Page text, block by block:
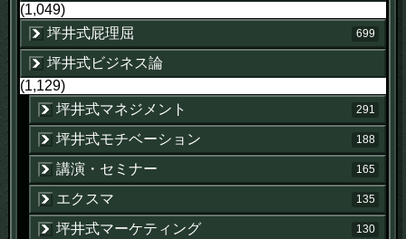
(1,049)
坪井式屁理屈
699
坪井式ビジネス論
(1,129)
坪井式マネジメント
291
坪井式モチベーション 188
講演・セミナー 165
エクスマ 135
坪井式マーケティング 130